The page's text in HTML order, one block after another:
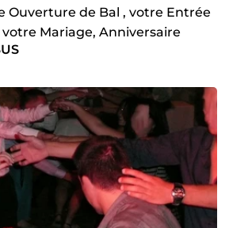
Ouverture de Bal , votre Entrée
Mariage, Anniversaire